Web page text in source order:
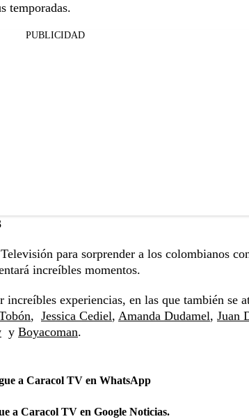
temporadas.
PUBLICIDAD
para sorprender a los colombianos
increíbles momentos.
experiencias, en las que también se
, Jessica Cediel, Amanda Dudamel, Juan
y Boyacoman.
a Caracol TV en WhatsApp
a Caracol TV en Google Noticias.